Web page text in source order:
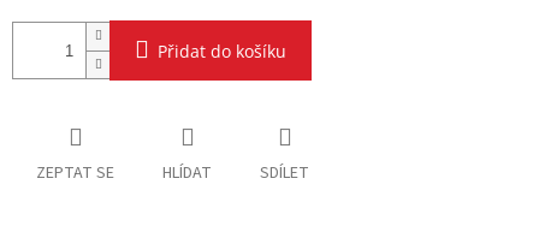
Přidat do košíku
ZEPTAT SE HLÍDAT SDÍLET